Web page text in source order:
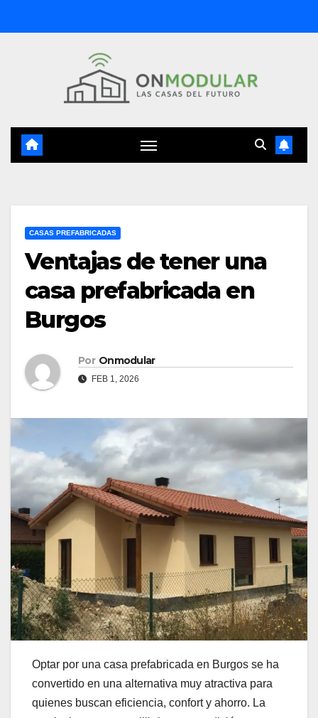
al
CASAS PREFABRICADAS
Ventajas de tener una
casa prefabricada en
Burgos
Por Onmodular
FEB 1, 2026
Optar por una casa prefabricada en Burgos se ha
convertido en una alternativa muy atractiva para
quienes buscan eficiencia, confort y ahorro. La